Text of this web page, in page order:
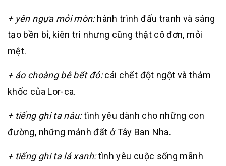
+ yên ngựa mỏi mòn:hành trình đấu tranh và sáng
tạo bền bỉ, kiên trì nhưng cũng thật cô đơn, mỏi
mệt.
+ áo choàng bê bết đỏ:cái chết đột ngột và thảm
khốc của Lor-ca.
+ tiếng ghi ta nâu:tình yêu dành cho những con
đường, những mảnh đất ở Tây Ban Nha.
+ tiếng ghi ta lá xanh:tình yêu cuộc sống mãnh